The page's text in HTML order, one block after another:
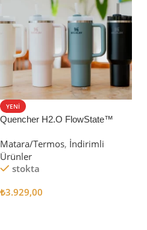
YENI
Quencher H2.O FlowState™
Matara/Termos, İndirimli
Ürünler
stokta
₺3.929,00